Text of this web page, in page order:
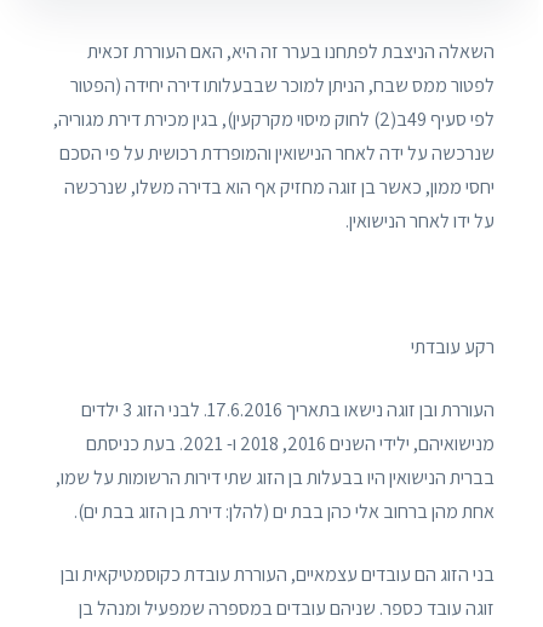
השאלה הניצבת לפתחנו בערר זה היא, האם העוררת זכאית
לפטור ממס שבח, הניתן למוכר שבבעלותו דירה יחידה (הפטור
לפי סעיף 49ב(2) לחוק מיסוי מקרקעין), בגין מכירת דירת מגוריה,
שנרכשה על ידה לאחר הנישואין והמופרדת רכושית על פי הסכם
יחסי ממון, כאשר בן זוגה מחזיק אף הוא בדירה משלו, שנרכשה
על ידו לאחר הנישואין.
רקע עובדתי
העוררת ובן זוגה נישאו בתאריך 17.6.2016. לבני הזוג 3 ילדים
מנישואיהם, ילידי השנים 2016, 2018 ו- 2021. בעת כניסתם
בברית הנישואין היו בבעלות בן הזוג שתי דירות הרשומות על שמו,
אחת מהן ברחוב אלי כהן בבת ים (להלן: דירת בן הזוג בבת ים).
בני הזוג הם עובדים עצמאיים, העוררת עובדת כקוסמטיקאית ובן
זוגה עובד כספר. שניהם עובדים במספרה שמפעיל ומנהל בן